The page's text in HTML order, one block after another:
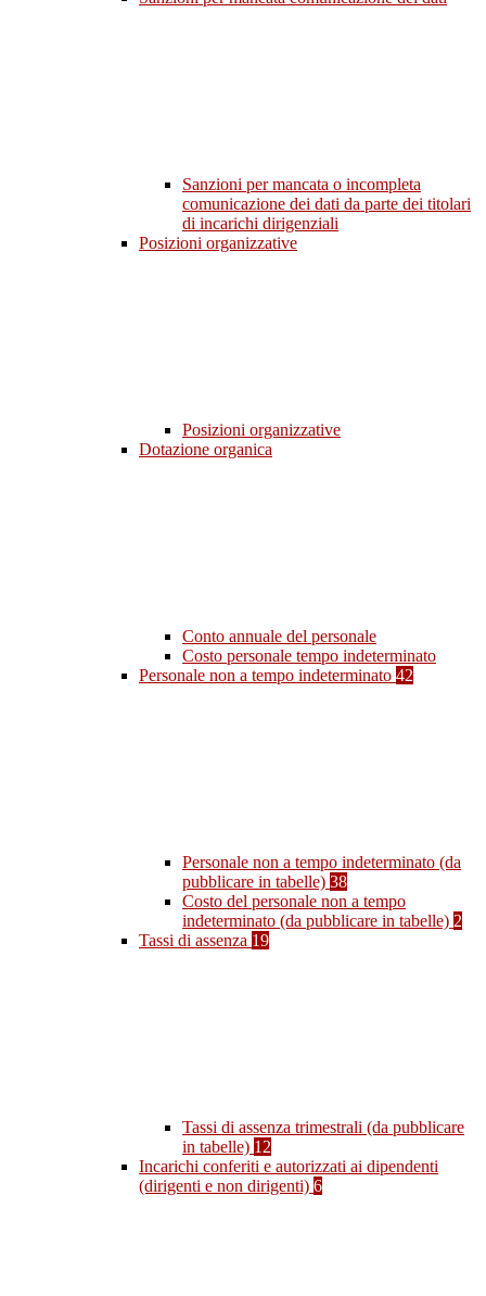
Sanzioni per mancata o incompleta
comunicazione dei dati da parte dei titolari
di incarichi dirigenziali
Posizioni organizzative
Posizioni organizzative
Dotazione organica
Conto annuale del personale
Costo personale tempo indeterminato
Personale non a tempo indeterminato 42
Personale non a tempo indeterminato (da
pubblicare in tabelle) 38
Costo del personale non a tempo
indeterminato (da pubblicare in tabelle) 2
Tassi di assenza 19
Tassi di assenza trimestrali (da pubblicare
in tabelle) 12
Incarichi conferiti e autorizzati ai dipendenti
(dirigenti e non dirigenti) 6